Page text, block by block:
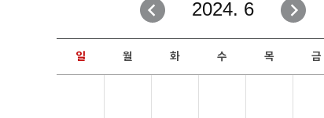
창업지원·교육센터
현장실습/IPP사업단
커뮤니티
일정안내
보도자료
행사갤러리
2024. 6
일 월 화 수 목 금